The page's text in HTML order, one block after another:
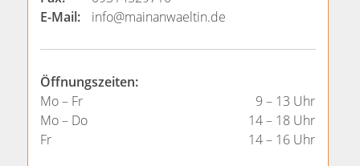
E-Mail:
info@mainanwaeltin.de
Öffnungszeiten:
Mo – Fr
9 – 13 Uhr
Mo – Do
14 – 18 Uhr
Fr
14 – 16 Uhr